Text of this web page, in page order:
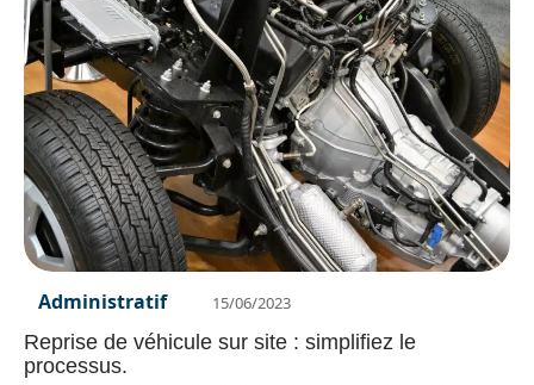
Administratif 15/06/2023
Reprise de véhicule sur site : simplifiez le
processus.